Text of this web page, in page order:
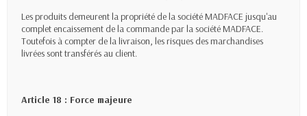
Les produits demeurent la propriété de la société MADFACE jusqu'au
complet encaissement de la commande par la société MADFACE.
Toutefois à compter de la livraison, les risques des marchandises
livrées sont transférés au client.
Article 18 : Force majeure